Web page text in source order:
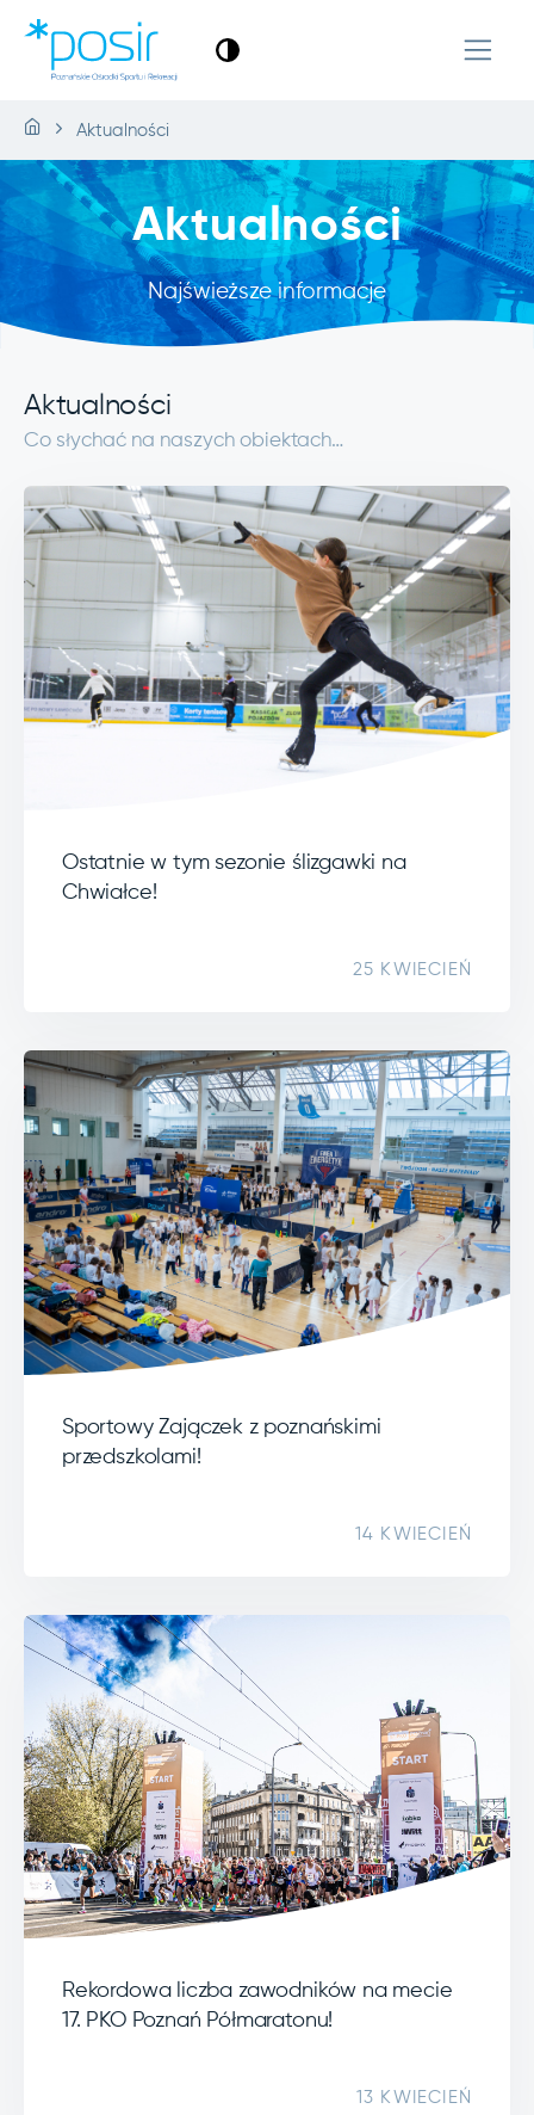
Aktualności
Aktualności
Najświeższe informacje
Aktualności
Co słychać na naszych obiektach…
Ostatnie w tym sezonie ślizgawki na
Chwiałce!
25 KWIECIEŃ
Sportowy Zajączek z poznańskimi
przedszkolami!
14 KWIECIEŃ
Rekordowa liczba zawodników na mecie
17. PKO Poznań Półmaratonu!
13 KWIECIEŃ